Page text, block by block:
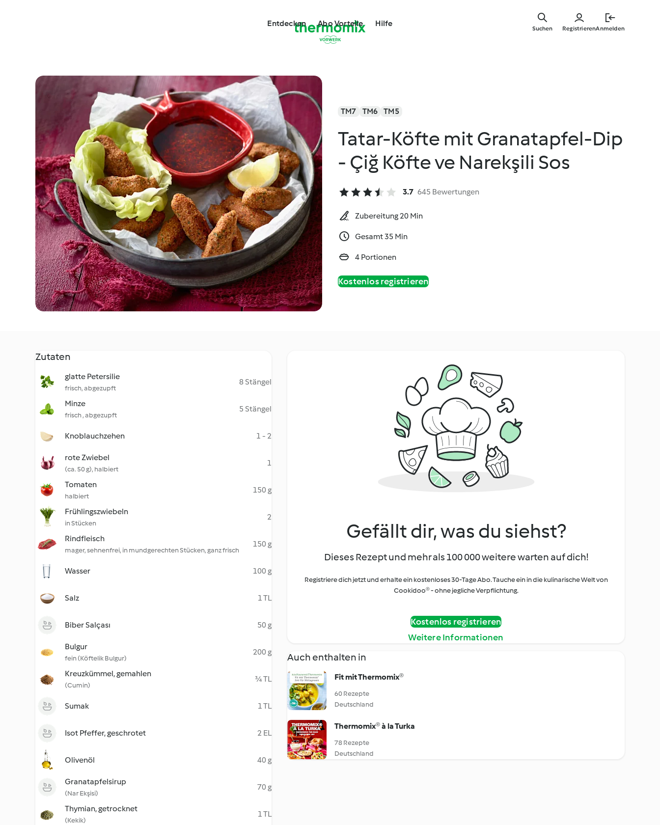
springen
Entdecken Abo Vorteile Hilfe
RegistrierenAnmelden
Suchen
TM7 TM6 TM5
Tatar-Köfte mit Granatapfel-Dip
- Çiğ Köfte ve Narekşili Sos
3.7 645 Bewertungen
Zubereitung 20 Min
Gesamt 35 Min
4 Portionen
Kostenlos registrieren
Zutaten
glatte Petersilie
frisch, abgezupft
8 Stängel
Minze
frisch , abgezupft
5 Stängel
Knoblauchzehen 1 - 2
rote Zwiebel
(ca. 50 g), halbiert
1
Tomaten
halbiert
150 g
Frühlingszwiebeln
in Stücken
2
Rindfleisch
mager, sehnenfrei, in mundgerechten Stücken, ganz frisch
150 g
Wasser 100 g
Salz 1 TL
Biber Salçası 50 g
Bulgur
fein (Köftelik Bulgur)
200 g
Kreuzkümmel, gemahlen
(Cumin)
¾ TL
Sumak 1 TL
Isot Pfeffer, geschrotet 2 EL
Olivenöl 40 g
Granatapfelsirup
(Nar Ekşisi)
70 g
Thymian, getrocknet
(Kekik)
1 TL
Gefällt dir, was du siehst?
Dieses Rezept und mehr als 100 000 weitere warten auf dich!
Registriere dich jetzt und erhalte ein kostenloses 30-Tage Abo. Tauche ein in die kulinarische Welt von
Cookidoo® - ohne jegliche Verpflichtung.
Kostenlos registrieren
Weitere Informationen
Auch enthalten in
Fit mit Thermomix®
60 Rezepte
Deutschland
Thermomix® à la Turka
78 Rezepte
Deutschland